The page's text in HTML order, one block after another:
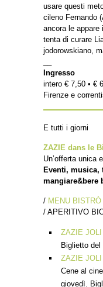
usare questi
cileno Fernando
ancora le appare
tenta di curare
jodorowskiano,
Ingresso
intero € 7,50 • €
Firenze e
E tutti i giorni
ZAZIE dans le
Un’offerta unica
Eventi, musica,
mangiare&bere
/ MENU BISTRÒ
/ APERITIVO
ZAZIE
Biglietto
ZAZIE JOLI
Cene al
giovedì.